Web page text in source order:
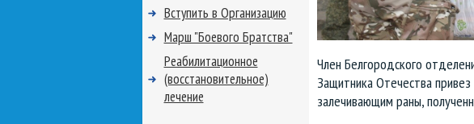
Член Белгородского
Защитника Отечества
залечивающим раны,
Вступить в Организацию
Марш "Боевого Братства"
Реабилитационное
(восстановительное)
лечение